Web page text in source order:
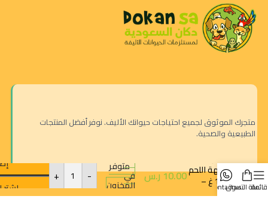
متجرك الموثوق لجميع احتياجات حيوانك الأليف. نوفر أفضل المنتجات
الطبيعية والصحية.
قائمةسلة التسوقcontact us
تاي بيت
بنكهة اللحم
100 غ –
تريت
10.00ر.س
متوفر
في
المخزون
-
+
اشترِ